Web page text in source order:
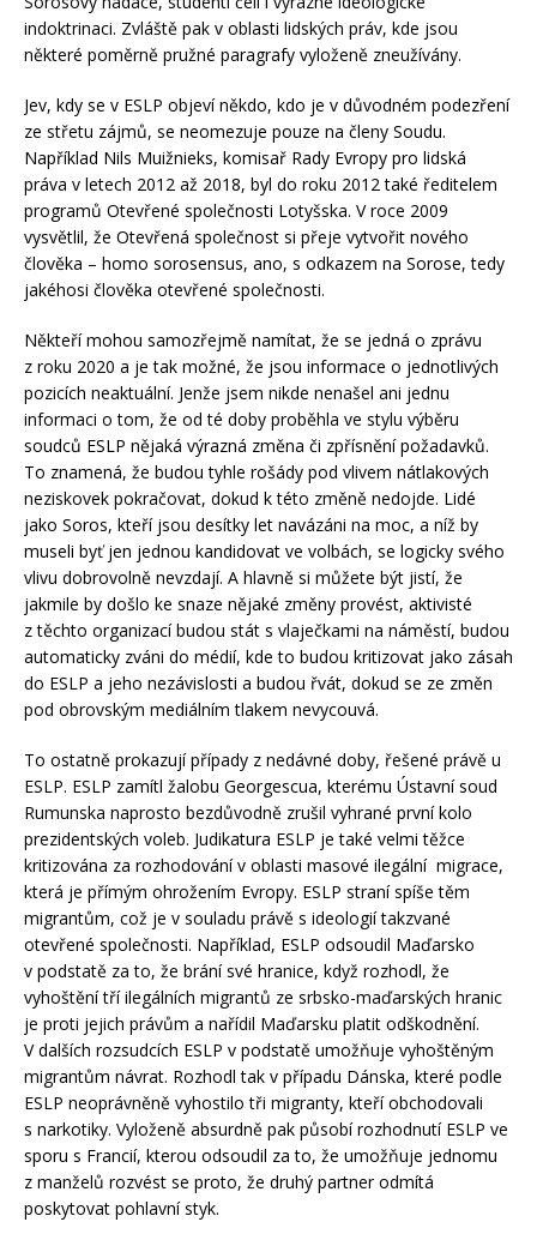
indoktrinaci. Zvláště pak v oblasti lidských práv, kde jsou
některé poměrně pružné paragrafy vyloženě zneužívány.
Jev, kdy se v ESLP objeví někdo, kdo je v důvodném podezření
ze střetu zájmů, se neomezuje pouze na členy Soudu.
Například Nils Muižnieks, komisař Rady Evropy pro lidská
práva v letech 2012 až 2018, byl do roku 2012 také ředitelem
programů Otevřené společnosti Lotyšska. V roce 2009
vysvětlil, že Otevřená společnost si přeje vytvořit nového
člověka – homo sorosensus, ano, s odkazem na Sorose, tedy
jakéhosi člověka otevřené společnosti.
Někteří mohou samozřejmě namítat, že se jedná o zprávu
z roku 2020 a je tak možné, že jsou informace o jednotlivých
pozicích neaktuální. Jenže jsem nikde nenašel ani jednu
informaci o tom, že od té doby proběhla ve stylu výběru
soudců ESLP nějaká výrazná změna či zpřísnění požadavků.
To znamená, že budou tyhle rošády pod vlivem nátlakových
neziskovek pokračovat, dokud k této změně nedojde. Lidé
jako Soros, kteří jsou desítky let navázáni na moc, a níž by
museli byť jen jednou kandidovat ve volbách, se logicky svého
vlivu dobrovolně nevzdají. A hlavně si můžete být jistí, že
jakmile by došlo ke snaze nějaké změny provést, aktivisté
z těchto organizací budou stát s vlaječkami na náměstí, budou
automaticky zváni do médií, kde to budou kritizovat jako zásah
do ESLP a jeho nezávislosti a budou řvát, dokud se ze změn
pod obrovským mediálním tlakem nevycouvá.
To ostatně prokazují případy z nedávné doby, řešené právě u
ESLP. ESLP zamítl žalobu Georgescua, kterému Ústavní soud
Rumunska naprosto bezdůvodně zrušil vyhrané první kolo
prezidentských voleb. Judikatura ESLP je také velmi těžce
kritizována za rozhodování v oblasti masové ilegální migrace,
která je přímým ohrožením Evropy. ESLP straní spíše těm
migrantům, což je v souladu právě s ideologií takzvané
otevřené společnosti. Například, ESLP odsoudil Maďarsko
v podstatě za to, že brání své hranice, když rozhodl, že
vyhoštění tří ilegálních migrantů ze srbsko-maďarských hranic
je proti jejich právům a nařídil Maďarsku platit odškodnění.
V dalších rozsudcích ESLP v podstatě umožňuje vyhoštěným
migrantům návrat. Rozhodl tak v případu Dánska, které podle
ESLP neoprávněně vyhostilo tři migranty, kteří obchodovali
s narkotiky. Vyloženě absurdně pak působí rozhodnutí ESLP ve
sporu s Francií, kterou odsoudil za to, že umožňuje jednomu
z manželů rozvést se proto, že druhý partner odmítá
poskytovat pohlavní styk.